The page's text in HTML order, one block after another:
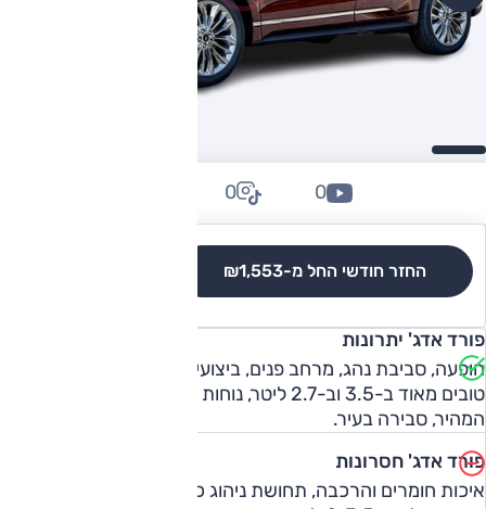
החזר חודשי החל מ-₪1,553
0
0
פורד אדג' יתרונות
טובים מאוד ב-3.5 וב-2.7 ליטר, נוחות נסיעה טובה בכביש
המהיר, סבירה בעיר.
פורד אדג' חסרונות
איכות חומרים והרכבה, תחושת ניהוג כבדה, כושר שטח מוגבל,